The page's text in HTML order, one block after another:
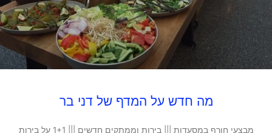
מה חדש על המדף של דני בר
מבצעי חורף במסעדות ||| בירות וממתקים חדשים ||| 1+1 על בירות